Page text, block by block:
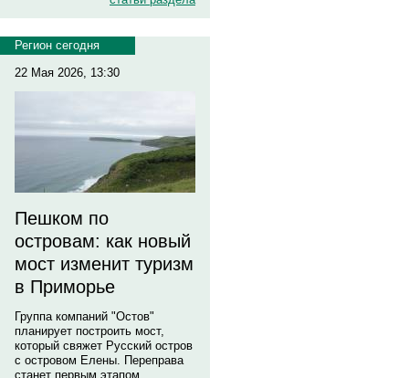
Регион сегодня
22 Мая 2026, 13:30
Пешком по
островам: как новый
мост изменит туризм
в Приморье
Группа компаний "Остов"
планирует построить мост,
который свяжет Русский остров
с островом Елены. Переправа
станет первым этапом